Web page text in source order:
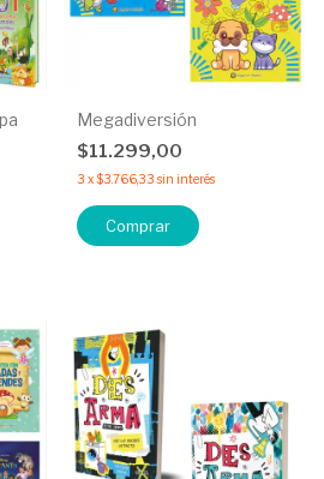
Megadiversión
$11.299,00
3 x$3.766,33 sin interés
Comprar